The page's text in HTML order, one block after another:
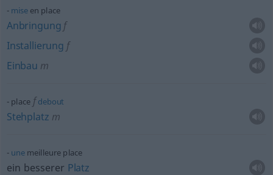
miseen place
Anbringung f
Installierung f
Einbau m
placef debout
Stehplatz m
unemeilleure place
ein besserer Platz